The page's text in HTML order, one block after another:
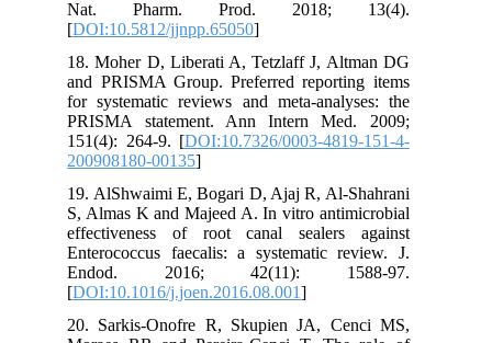
Nat. Pharm. Prod. 2018; 13(4).
[DOI:10.5812/jjnpp.65050
18. Moher D, Liberati A, Tetzlaff J, Altman DG
and PRISMA Group. Preferred reporting items
for systematic reviews and meta-analyses: the
PRISMA statement. Ann Intern Med. 2009;
151(4): 264-9. [DOI:10.7326/0003-4819-151-4-
200908180-00135
19. AlShwaimi E, Bogari D, Ajaj R, Al-Shahrani
S, Almas K and Majeed A. In vitro antimicrobial
effectiveness of root canal sealers against
Enterococcus faecalis: a systematic review. J.
Endod. 2016; 42(11): 1588-97.
[DOI:10.1016/j.joen.2016.08.001
20. Sarkis-Onofre R, Skupien JA, Cenci MS,